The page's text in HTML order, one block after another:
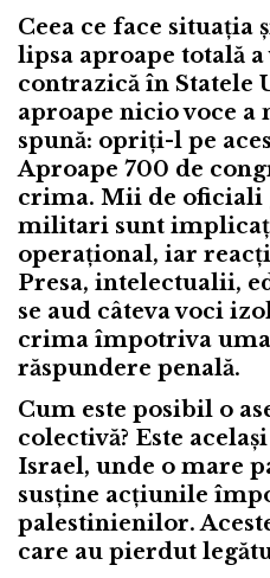
Ceea ce face situația
lipsa aproape totală
contrazică în Statele
aproape nicio voce
spună: opriți-l pe
Aproape 700 de
crima. Mii de oficiali
militari sunt
operațional, iar
Presa, intelectualii,
se aud câteva voci
crima împotriva
răspundere penală.
Cum este posibil o
colectivă? Este
Israel, unde o mare
susține acțiunile
palestinienilor.
care au pierdut